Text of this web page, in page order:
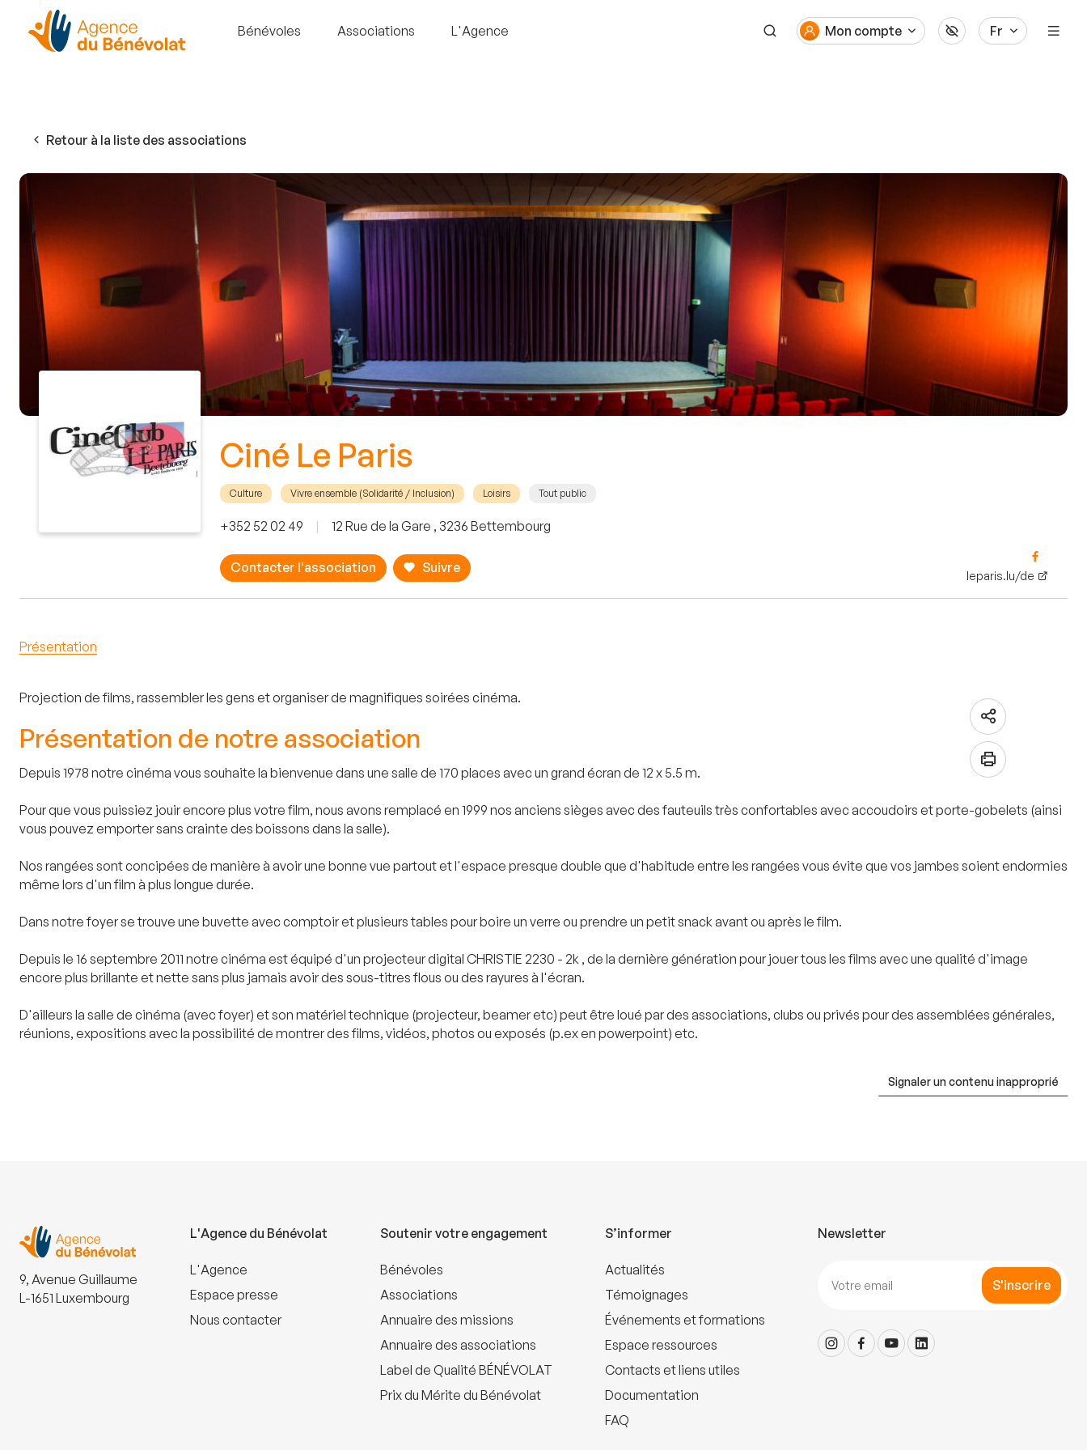
Bénévoles Associations L'Agence Mon compte Fr
Retour à la liste des associations
Ciné Le Paris
Culture Vivre ensemble (Solidarité / Inclusion) Loisirs Tout public
+352 52 02 49 | 12 Rue de la Gare , 3236 Bettembourg
Contacter l'association Suivre leparis.lu/de
Présentation
Projection de films, rassembler les gens et organiser de magnifiques soirées cinéma.
Présentation de notre association
Depuis 1978 notre cinéma vous souhaite la bienvenue dans une salle de 170 places avec un grand écran de 12 x 5.5 m.
Pour que vous puissiez jouir encore plus votre film, nous avons remplacé en 1999 nos anciens sièges avec des fauteuils très confortables avec accoudoirs et porte-gobelets (ainsi
vous pouvez emporter sans crainte des boissons dans la salle).
Nos rangées sont concipées de manière à avoir une bonne vue partout et l'espace presque double que d'habitude entre les rangées vous évite que vos jambes soient endormies
même lors d'un film à plus longue durée.
Dans notre foyer se trouve une buvette avec comptoir et plusieurs tables pour boire un verre ou prendre un petit snack avant ou après le film.
Depuis le 16 septembre 2011 notre cinéma est équipé d'un projecteur digital CHRISTIE 2230 - 2k , de la dernière génération pour jouer tous les films avec une qualité d'image
encore plus brillante et nette sans plus jamais avoir des sous-titres flous ou des rayures à l'écran.
D'ailleurs la salle de cinéma (avec foyer) et son matériel technique (projecteur, beamer etc) peut être loué par des associations, clubs ou privés pour des assemblées générales,
réunions, expositions avec la possibilité de montrer des films, vidéos, photos ou exposés (p.ex en powerpoint) etc.
Signaler un contenu inapproprié
9, Avenue Guillaume
L-1651 Luxembourg
L'Agence du Bénévolat
L'Agence
Espace presse
Nous contacter
Soutenir votre engagement
Bénévoles
Associations
Annuaire des missions
Annuaire des associations
Label de Qualité BÉNÉVOLAT
Prix du Mérite du Bénévolat
S’informer
Actualités
Témoignages
Événements et formations
Espace ressources
Contacts et liens utiles
Documentation
FAQ
Newsletter
S'inscrire